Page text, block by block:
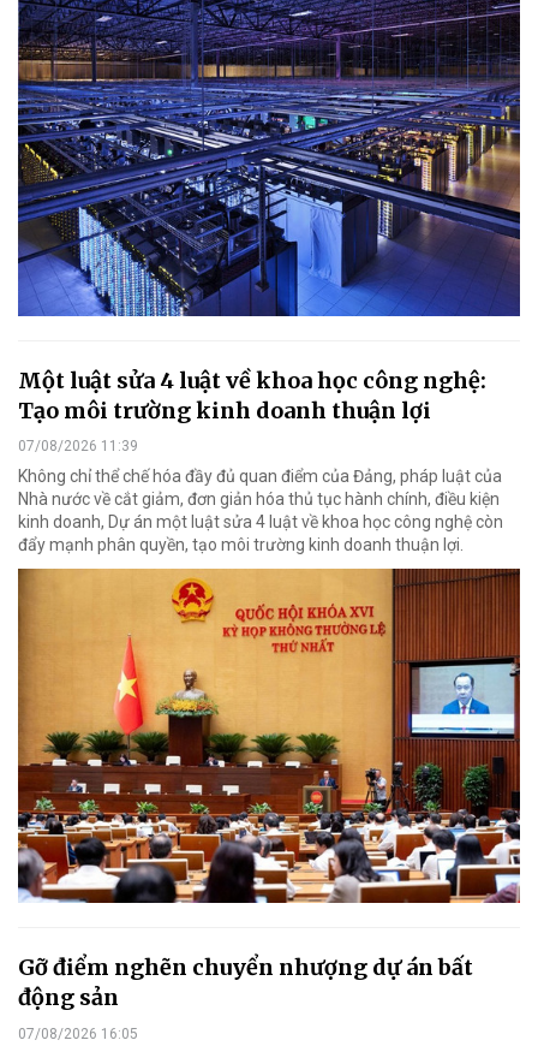
Một luật sửa 4 luật về khoa học công nghệ:
Tạo môi trường kinh doanh thuận lợi
07/08/2026 11:39
Không chỉ thể chế hóa đầy đủ quan điểm của Đảng, pháp luật của
Nhà nước về cắt giảm, đơn giản hóa thủ tục hành chính, điều kiện
kinh doanh, Dự án một luật sửa 4 luật về khoa học công nghệ còn
đẩy mạnh phân quyền, tạo môi trường kinh doanh thuận lợi.
Gỡ điểm nghẽn chuyển nhượng dự án bất
động sản
07/08/2026 16:05